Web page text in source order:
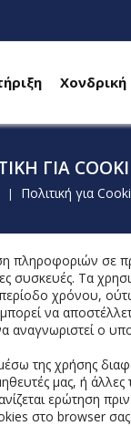
Χονδρική
ΓΙΑ
| Πολιτική για
πληροφοριών
Τα
χρόνου,
να
ο
της χρήσης
μας, ή
ερώτηση
στο browser